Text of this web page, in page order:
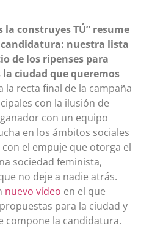
la construyes TÚ” resume
nuestra lista
de los ripenses para
ciudad que queremos
la recta final de la campaña
con la ilusión de
con un equipo
en los ámbitos sociales
el empuje que otorga el
sociedad feminista,
no deje a nadie atrás.
nuevo vídeo en el que
para la ciudad y
compone la candidatura.